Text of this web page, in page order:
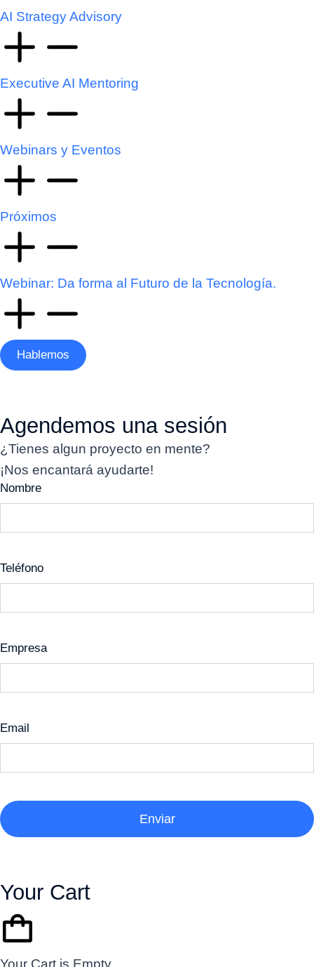
AI Strategy Advisory
Executive AI Mentoring
Webinars y Eventos
Próximos
Webinar: Da forma al Futuro de la Tecnología.
Hablemos
Agendemos una sesión
¿Tienes algun proyecto en mente?
¡Nos encantará ayudarte!
Nombre
Teléfono
Empresa
Email
Enviar
Your Cart
Your Cart is Empty